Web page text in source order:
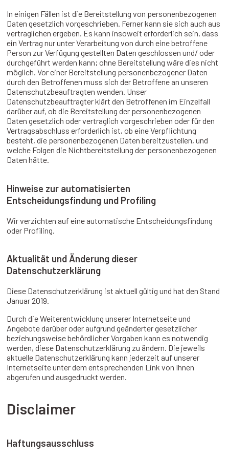
In einigen Fällen ist die Bereitstellung von personenbezogenen
Daten gesetzlich vorgeschrieben. Ferner kann sie sich auch aus
vertraglichen ergeben. Es kann insoweit erforderlich sein, dass
ein Vertrag nur unter Verarbeitung von durch eine betroffene
Person zur Verfügung gestellten Daten geschlossen und/ oder
durchgeführt werden kann; ohne Bereitstellung wäre dies nicht
möglich. Vor einer Bereitstellung personenbezogener Daten
durch den Betroffenen muss sich der Betroffene an unseren
Datenschutzbeauftragten wenden. Unser
Datenschutzbeauftragter klärt den Betroffenen im Einzelfall
darüber auf, ob die Bereitstellung der personenbezogenen
Daten gesetzlich oder vertraglich vorgeschrieben oder für den
Vertragsabschluss erforderlich ist, ob eine Verpflichtung
besteht, die personenbezogenen Daten bereitzustellen, und
welche Folgen die Nichtbereitstellung der personenbezogenen
Daten hätte.
Hinweise zur automatisierten
Entscheidungsfindung und Profiling
Wir verzichten auf eine automatische Entscheidungsfindung
oder Profiling.
Aktualität und Änderung dieser
Datenschutzerklärung
Diese Datenschutzerklärung ist aktuell gültig und hat den Stand
Januar 2019.
Durch die Weiterentwicklung unserer Internetseite und
Angebote darüber oder aufgrund geänderter gesetzlicher
beziehungsweise behördlicher Vorgaben kann es notwendig
werden, diese Datenschutzerklärung zu ändern. Die jeweils
aktuelle Datenschutzerklärung kann jederzeit auf unserer
Internetseite unter dem entsprechenden Link von Ihnen
abgerufen und ausgedruckt werden.
Disclaimer
Haftungsausschluss